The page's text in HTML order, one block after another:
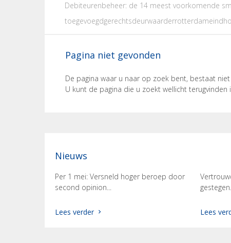
Debiteurenbeheer: de 14 meest voorkomende
Pagina niet gevonden
De pagina waar u naar op zoek bent, bestaat
U kunt de pagina die u zoekt wellicht terugvinden
Nieuws
Per 1 mei: Versneld hoger beroep door
second opinion...
Lees verder Lees